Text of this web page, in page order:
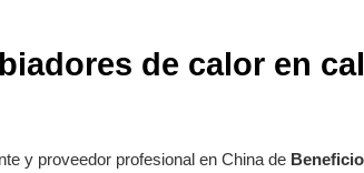
de calor en
y proveedor profesional en China de